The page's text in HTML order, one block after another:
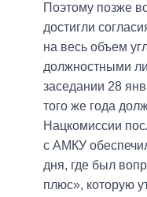
Поэтому позже
достигли
на весь объем
должностными
заседании 28
того же года
Нацкомиссии
с АМКУ
дня, где был
плюс», которую